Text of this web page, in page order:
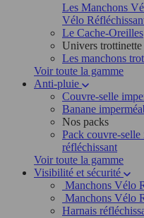
Les Manchons
Vélo
Le Cache-Oreilles
Univers trottinette
Les manchons
Voir toute la gamme
Anti-pluie
Couvre-selle
Banane
Nos packs
Pack couvre-
réfléchissant
Voir toute la gamme
Visibilité et sécurité
Manchons Vélo
Manchons Vélo
Harnais